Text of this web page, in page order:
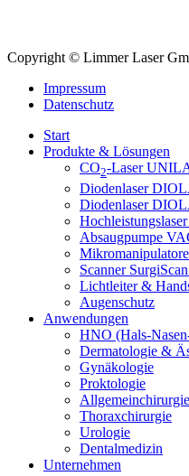
Copyright © Limmer Laser
Impressum
Datenschutz
Start
Produkte & Lösungen
CO2-Laser
Diodenlaser
Diodenlaser
Absaugpumpe
Scanner
Lichtleiter &
Augenschutz
Anwendungen
HNO (Hals-
Dermatologie &
Gynäkologie
Proktologie
Allgemeinchirurgie
Thoraxchirurgie
Urologie
Dentalmedizin
Unternehmen